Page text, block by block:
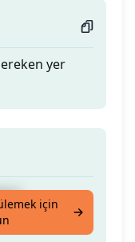
yer
E-postası
için